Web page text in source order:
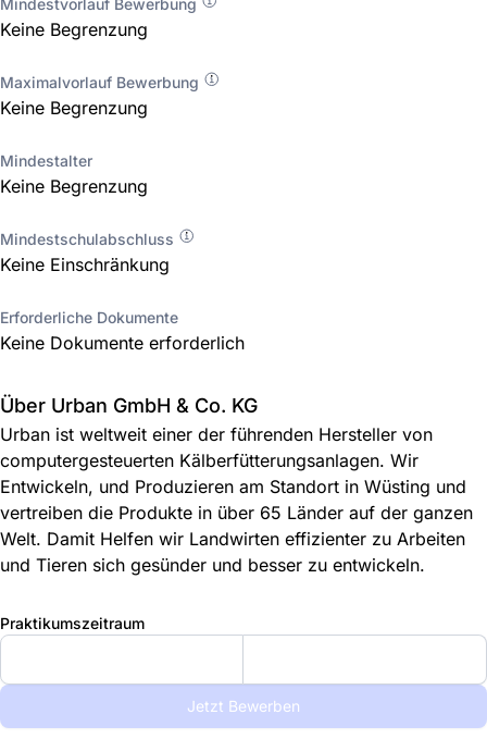
Mindestvorlauf Bewerbung
Keine Begrenzung
Maximalvorlauf Bewerbung
Keine Begrenzung
Mindestalter
Keine Begrenzung
Mindestschulabschluss
Keine Einschränkung
Erforderliche Dokumente
Keine Dokumente erforderlich
Über Urban GmbH & Co. KG
Urban ist weltweit einer der führenden Hersteller von
computergesteuerten Kälberfütterungsanlagen. Wir
Entwickeln, und Produzieren am Standort in Wüsting und
vertreiben die Produkte in über 65 Länder auf der ganzen
Welt. Damit Helfen wir Landwirten effizienter zu Arbeiten
und Tieren sich gesünder und besser zu entwickeln.
Praktikumszeitraum
Jetzt Bewerben